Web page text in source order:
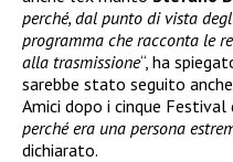
perché, dal punto di vista
programma che racconta le
alla trasmissione“, ha
sarebbe stato seguito
Amici dopo i cinque Festival
perché era una persona
dichiarato.